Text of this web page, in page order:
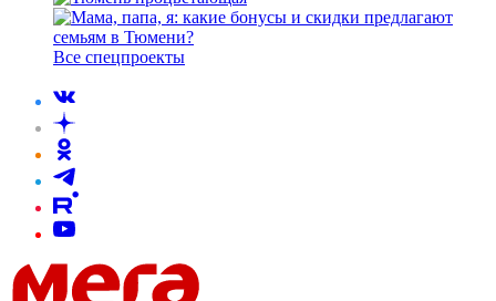
Все спецпроекты